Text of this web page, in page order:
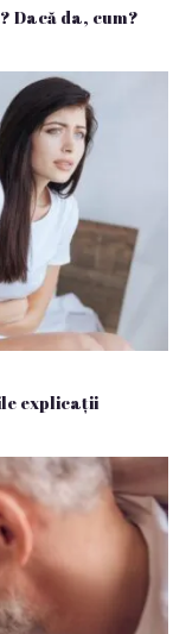
Dacă da, cum?
explicații